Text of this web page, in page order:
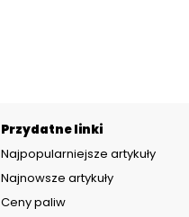
Przydatne linki
Najpopularniejsze artykuły
Najnowsze artykuły
Ceny paliw